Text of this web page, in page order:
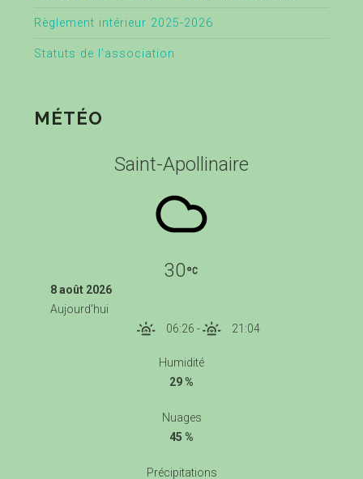
Règlement intérieur 2025-2026
Statuts de l’association
MÉTÉO
Saint-Apollinaire
30
8 août 2026
Aujourd'hui
06:26 - 21:04
Humidité
29 %
Nuages
45 %
Précipitations